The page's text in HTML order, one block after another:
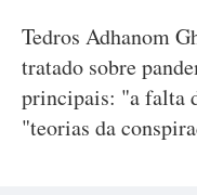
Tedros Adhanom
tratado sobre
principais: "a falta
"teorias da